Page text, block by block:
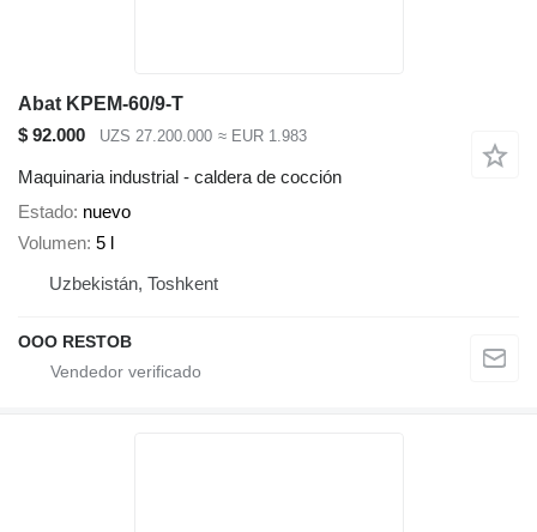
Abat KPEM-60/9-T
$ 92.000
UZS 27.200.000 ≈ EUR 1.983
Maquinaria industrial - caldera de cocción
Estado nuevo
Volumen 5 l
Uzbekistán, Toshkent
OOO RESTOB